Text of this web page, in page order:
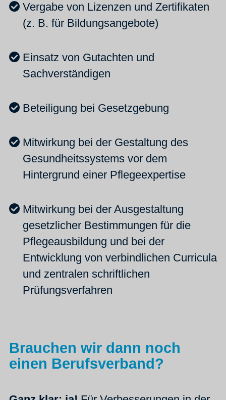
Vergabe von Lizenzen und Zertifikaten
(z. B. für Bildungsangebote)
Einsatz von Gutachten und
Sachverständigen
Beteiligung bei Gesetzgebung
Mitwirkung bei der Gestaltung des
Gesundheitssystems vor dem
Hintergrund einer Pflegeexpertise
Mitwirkung bei der Ausgestaltung
gesetzlicher Bestimmungen für die
Pflegeausbildung und bei der
Entwicklung von verbindlichen Curricula
und zentralen schriftlichen
Prüfungsverfahren
Brauchen wir dann noch
einen Berufsverband?